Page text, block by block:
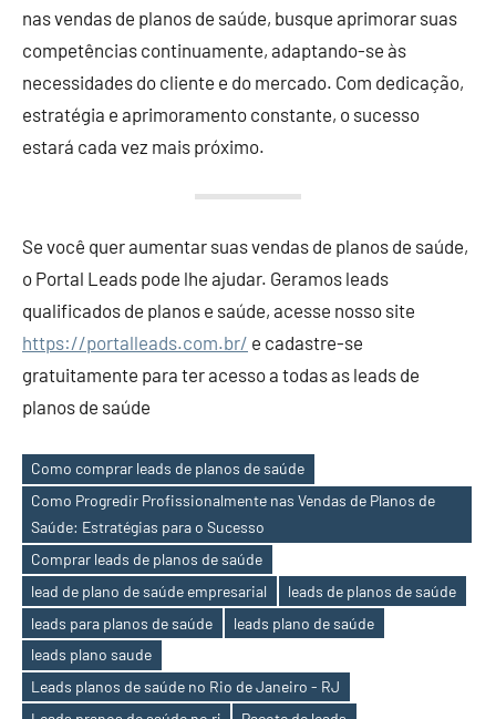
nas vendas de planos de saúde, busque aprimorar suas
competências continuamente, adaptando-se às
necessidades do cliente e do mercado. Com dedicação,
estratégia e aprimoramento constante, o sucesso
estará cada vez mais próximo.
Se você quer aumentar suas vendas de planos de saúde,
o Portal Leads pode lhe ajudar. Geramos leads
qualificados de planos e saúde, acesse nosso site
https://portalleads.com.br/ e cadastre-se
gratuitamente para ter acesso a todas as leads de
planos de saúde
Tags
Como comprar leads de planos de saúde
Como Progredir Profissionalmente nas Vendas de Planos de
Saúde: Estratégias para o Sucesso
Comprar leads de planos de saúde
lead de plano de saúde empresarial
leads de planos de saúde
leads para planos de saúde
leads plano de saúde
leads plano saude
Leads planos de saúde no Rio de Janeiro - RJ